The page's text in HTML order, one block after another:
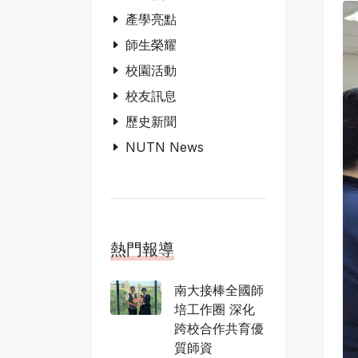
產學亮點
師生榮耀
校園活動
校友訊息
歷史新聞
NUTN News
熱門報導
南大接棒全國師
培工作圈 深化
跨校合作共育優
質師資